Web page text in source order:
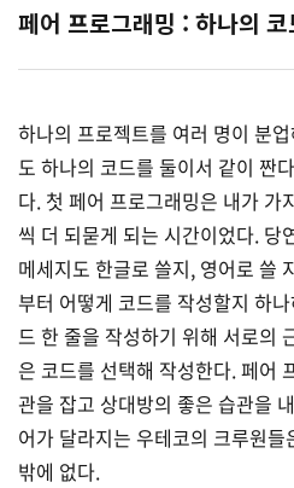
페어 프로그래밍 : 하나의
하나의 프로젝트를 여러 명이 분
도 하나의 코드를 둘이서 같이 짠
다. 첫 페어 프로그래밍은 내가 가
씩 더 되묻게 되는 시간이었다. 당
메세지도 한글로 쓸지, 영어로 쓸
부터 어떻게 코드를 작성할지 하
드 한 줄을 작성하기 위해 서로의
은 코드를 선택해 작성한다. 페어
관을 잡고 상대방의 좋은 습관을
어가 달라지는 우테코의 크루원
밖에 없다.